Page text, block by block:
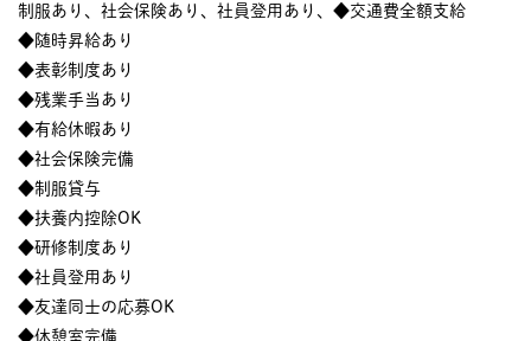
制服あり、社会保険あり、社員登用あり、◆交通費全額支給
◆随時昇給あり
◆表彰制度あり
◆残業手当あり
◆有給休暇あり
◆社会保険完備
◆制服貸与
◆扶養内控除OK
◆研修制度あり
◆社員登用あり
◆友達同士の応募OK
◆休憩室完備